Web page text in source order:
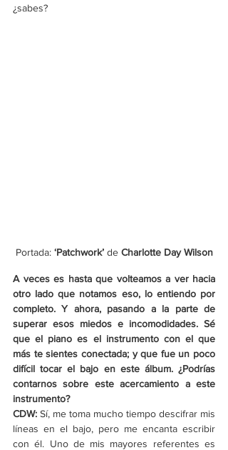
¿sabes?
Portada: ‘Patchwork’ de Charlotte Day Wilson
A veces es hasta que volteamos a ver hacia
otro lado que notamos eso, lo entiendo por
completo. Y ahora, pasando a la parte de
superar esos miedos e incomodidades. Sé
que el piano es el instrumento con el que
más te sientes conectada; y que fue un poco
difícil tocar el bajo en este álbum. ¿Podrías
contarnos sobre este acercamiento a este
instrumento?
CDW: Sí, me toma mucho tiempo descifrar mis
líneas en el bajo, pero me encanta escribir